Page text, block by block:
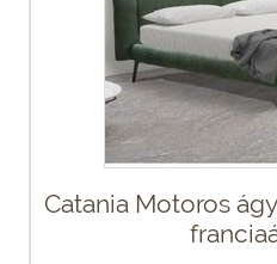
Catania Motoros